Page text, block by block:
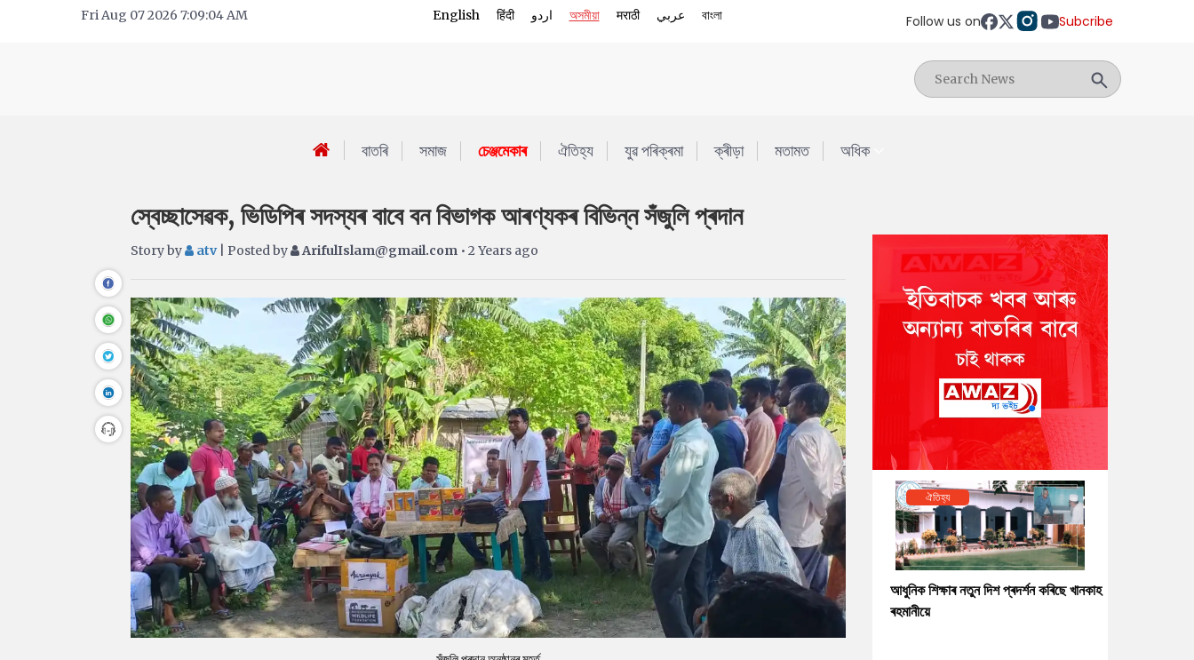
Fri Aug 07 2026 7:09:04 AM English हिंदी اردو অসমীয়া मराठी عربي বাংলা Follow us on Subcribe
বাতৰি সমাজ চেঞ্জমেকাৰ ঐতিহ্য যুৱ পৰিক্ৰমা ক্ৰীড়া মতামত অধিক
স্বেচ্ছাসেৱক, ভিডিপিৰ সদস্যৰ বাবে বন বিভাগক আৰণ্যকৰ বিভিন্ন সঁজুলি প্ৰদান
Story by atv| Posted by ArifulIslam@gmail.com • 2 Years ago
ঐতিহ্য
আধুনিক শিক্ষাৰ নতুন দিশ প্ৰদৰ্শন কৰিছে খানকাহ
ৰহমানীয়ে